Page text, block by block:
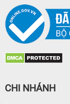
CHI NHÁNH